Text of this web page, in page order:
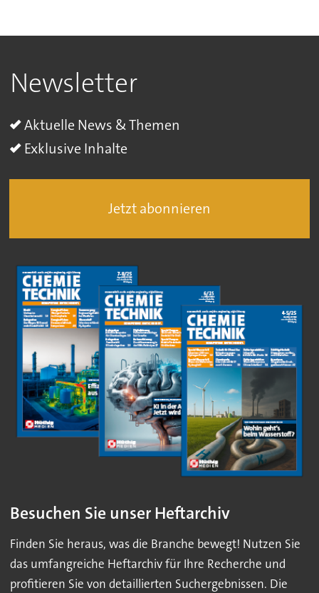
Newsletter
Aktuelle News & Themen
Exklusive Inhalte
Jetzt abonnieren
Besuchen Sie unser Heftarchiv
Finden Sie heraus, was die Branche bewegt! Nutzen Sie
das umfangreiche Heftarchiv für Ihre Recherche und
profitieren Sie von detaillierten Suchergebnissen. Die